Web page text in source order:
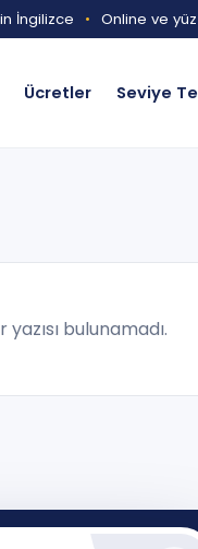
İngilizce • Online ve
Ücretler Seviye
yazısı bulunamadı.